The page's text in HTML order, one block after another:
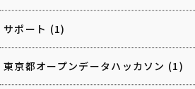
サポート (1)
東京都オープンデータハッカソン (1)